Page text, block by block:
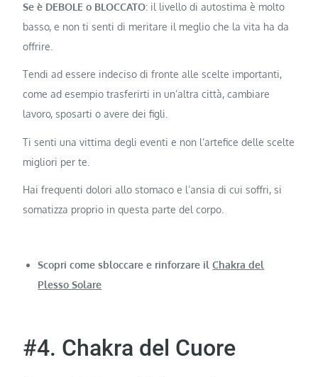
Se è DEBOLE o BLOCCATO: il livello di autostima è molto
basso, e non ti senti di meritare il meglio che la vita ha da
offrire.
Tendi ad essere indeciso di fronte alle scelte importanti,
come ad esempio trasferirti in un’altra città, cambiare
lavoro, sposarti o avere dei figli.
Ti senti una vittima degli eventi e non l’artefice delle scelte
migliori per te.
Hai frequenti dolori allo stomaco e l’ansia di cui soffri, si
somatizza proprio in questa parte del corpo.
Scopri come sbloccare e rinforzare il Chakra del
Plesso Solare
#4. Chakra del Cuore